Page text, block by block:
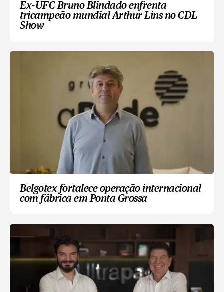
Ex-UFC Bruno Blindado enfrenta
tricampeão mundial Arthur Lins no CDL
Show
Belgotex fortalece operação internacional
com fábrica em Ponta Grossa